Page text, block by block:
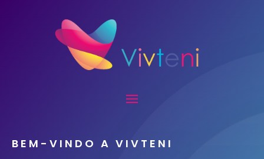
BEM-VINDO A VIVTENI